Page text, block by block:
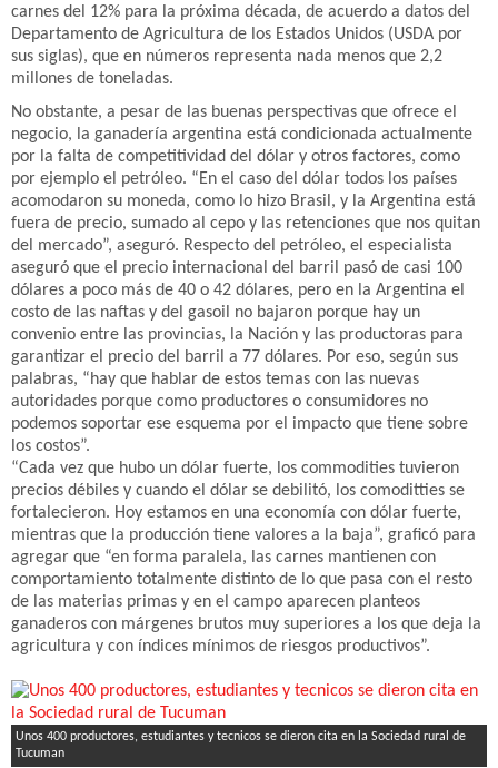
carnes del 12% para la próxima década, de acuerdo a datos del
Departamento de Agricultura de los Estados Unidos (USDA por
sus siglas), que en números representa nada menos que 2,2
millones de toneladas.
No obstante, a pesar de las buenas perspectivas que ofrece el
negocio, la ganadería argentina está condicionada actualmente
por la falta de competitividad del dólar y otros factores, como
por ejemplo el petróleo. “En el caso del dólar todos los países
acomodaron su moneda, como lo hizo Brasil, y la Argentina está
fuera de precio, sumado al cepo y las retenciones que nos quitan
del mercado”, aseguró. Respecto del petróleo, el especialista
aseguró que el precio internacional del barril pasó de casi 100
dólares a poco más de 40 o 42 dólares, pero en la Argentina el
costo de las naftas y del gasoil no bajaron porque hay un
convenio entre las provincias, la Nación y las productoras para
garantizar el precio del barril a 77 dólares. Por eso, según sus
palabras, “hay que hablar de estos temas con las nuevas
autoridades porque como productores o consumidores no
podemos soportar ese esquema por el impacto que tiene sobre
los costos”.
“Cada vez que hubo un dólar fuerte, los commodities tuvieron
precios débiles y cuando el dólar se debilitó, los comoditties se
fortalecieron. Hoy estamos en una economía con dólar fuerte,
mientras que la producción tiene valores a la baja”, graficó para
agregar que “en forma paralela, las carnes mantienen con
comportamiento totalmente distinto de lo que pasa con el resto
de las materias primas y en el campo aparecen planteos
ganaderos con márgenes brutos muy superiores a los que deja la
agricultura y con índices mínimos de riesgos productivos”.
Unos 400 productores, estudiantes y tecnicos se dieron cita en la Sociedad rural de
Tucuman